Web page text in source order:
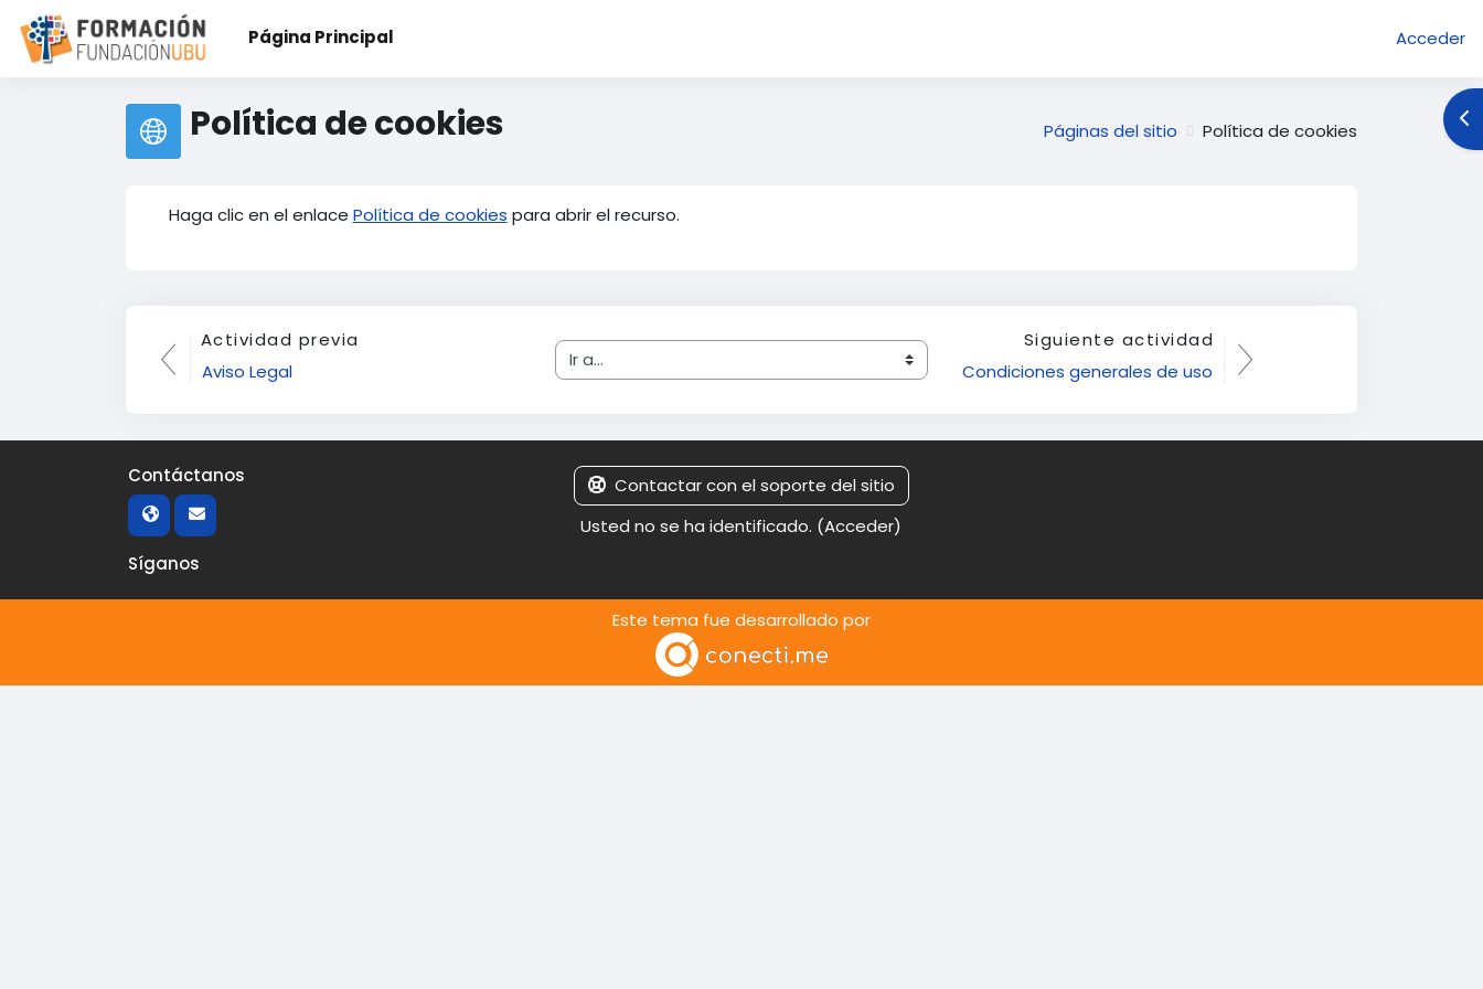
Salta al contenido principal
Página Principal
Acceder
Política de cookies Páginas del sitio Política de cookies
Haga clic en el enlace Política de cookies para abrir el recurso.
Actividad previa
Aviso Legal
Ir a...
Siguiente actividad
Condiciones generales de uso
Contáctanos
Síganos
Contactar con el soporte del sitio
Usted no se ha identificado. (Acceder)
Este tema fue desarrollado por